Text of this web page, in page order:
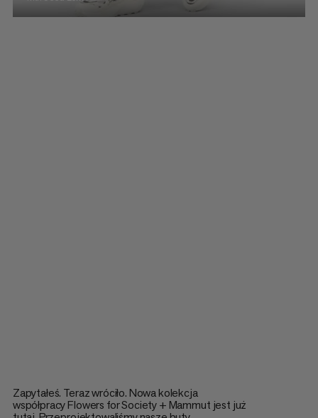
Zapytałeś. Teraz wróciło. Nowa kolekcja
współpracy Flowers for Society + Mammut jest już